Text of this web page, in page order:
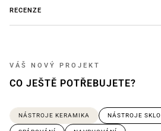
RECENZE
VÁŠ NOVÝ PROJEKT
CO JEŠTĚ POTŘEBUJETE?
NÁSTROJE KERAMIKA NÁSTROJE SKLO